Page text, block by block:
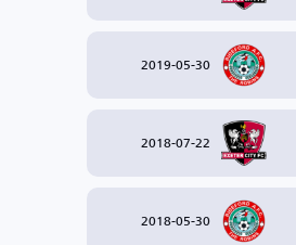
2019-05-30
2018-07-22
2018-05-30